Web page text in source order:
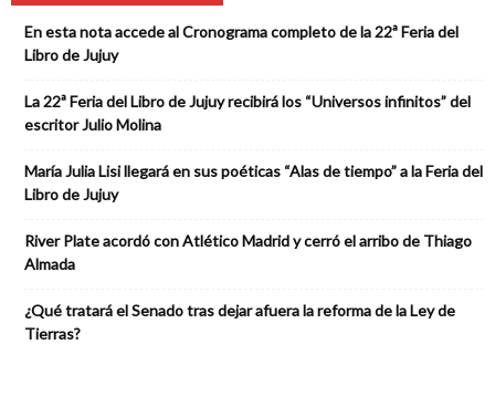
En esta nota accede al Cronograma completo de la 22ª Feria del
Libro de Jujuy
La 22ª Feria del Libro de Jujuy recibirá los “Universos infinitos” del
escritor Julio Molina
María Julia Lisi llegará en sus poéticas “Alas de tiempo” a la Feria del
Libro de Jujuy
River Plate acordó con Atlético Madrid y cerró el arribo de Thiago
Almada
¿Qué tratará el Senado tras dejar afuera la reforma de la Ley de
Tierras?